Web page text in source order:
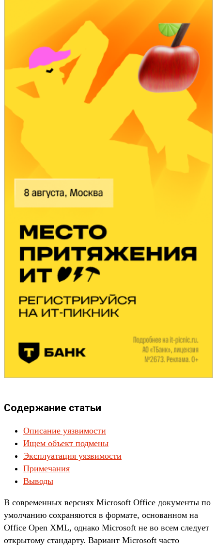
Содержание статьи
Описание уязвимости
Ищем объект подмены
Эксплуатация уязвимости
Примечания
Выводы
В современных версиях Microsoft Office документы по
умолчанию сохраняются в формате, основанном на
Office Open XML, однако Microsoft не во всем следует
открытому стандарту. Вариант Microsoft часто